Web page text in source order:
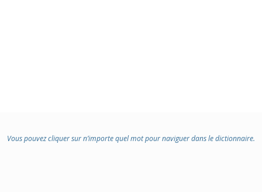
Vous pouvez cliquer sur n’importe quel mot pour naviguer dans le dictionnaire.